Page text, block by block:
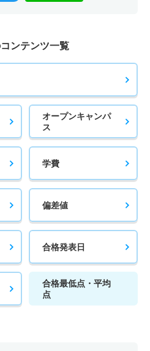
ンテンツ一覧
オープンキャンパ
ス
学費
偏差値
合格発表日
合格最低点・平均
点